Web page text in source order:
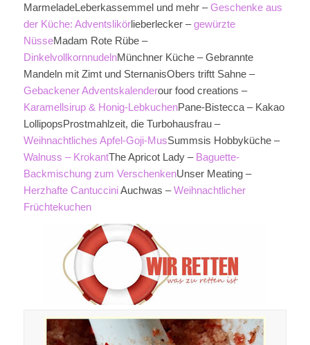
MarmeladeLeberkassemmel und mehr –Geschenke aus
der Küche: Adventslikörlieberlecker –gewürzte
NüsseMadam Rote Rübe –
DinkelvollkornnudelnMünchner Küche – Gebrannte
Mandeln mit Zimt und SternanisObers triftt Sahne –
Gebackener Adventskalenderour food creations –
Karamellsirup & Honig-LebkuchenPane-Bistecca – Kakao
LollipopsProstmahlzeit, die Turbohausfrau –
Weihnachtliches Apfel-Goji-MusSummsis Hobbyküche –
Walnuss – KrokantThe Apricot Lady – Baguette-
Backmischung zum VerschenkenUnser Meating –
Herzhafte CantucciniAuchwas –Weihnachtlicher
Früchtekuchen